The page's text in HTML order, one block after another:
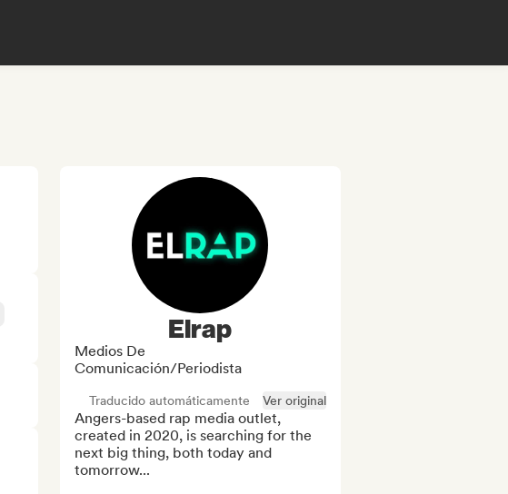
Elrap
Medios De
Comunicación/Periodista
Traducido automáticamente Ver original
Angers-based rap media outlet,
created in 2020, is searching for the
next big thing, both today and
tomorrow...